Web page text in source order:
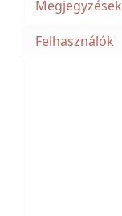
Megjegyzések
Felhasználók